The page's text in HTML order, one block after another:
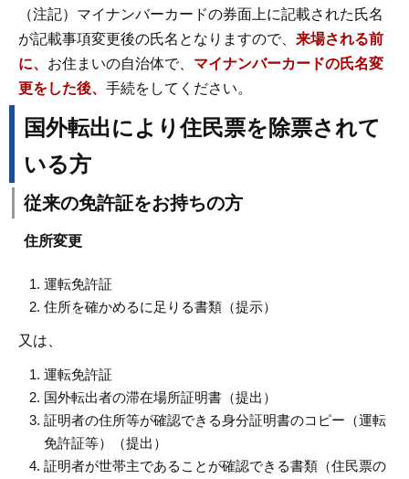
（注記）マイナンバーカードの券面上に記載された氏名
が記載事項変更後の氏名となりますので、 来場される前
に、 お住まいの自治体で、 マイナンバーカードの氏名変
更をした後、 手続をしてください。
国外転出により住民票を除票されて
いる方
従来の免許証をお持ちの方
住所変更
運転免許証
住所を確かめるに足りる書類（提示）
又は、
運転免許証
国外転出者の滞在場所証明書（提出）
証明者の住所等が確認できる身分証明書のコピー（運転
免許証等）（提出）
証明者が世帯主であることが確認できる書類（住民票の